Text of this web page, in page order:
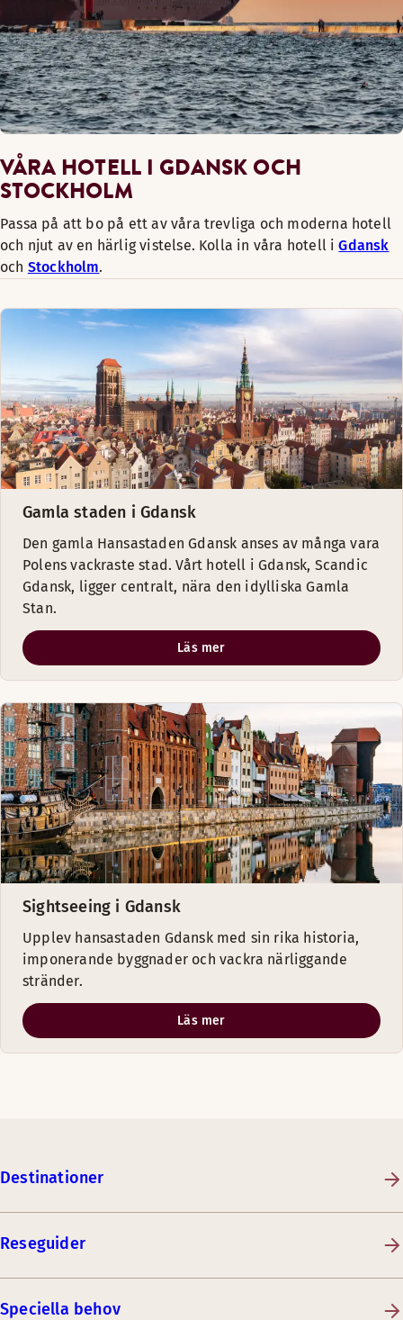
VÅRA HOTELL I GDANSK OCH
STOCKHOLM
Passa på att bo på ett av våra trevliga och moderna hotell
och njut av en härlig vistelse. Kolla in våra hotell iGdansk
och Stockholm.
Gamla staden i Gdansk
Den gamla Hansastaden Gdansk anses av många vara
Polens vackraste stad. Vårt hotell i Gdansk, Scandic
Gdansk, ligger centralt, nära den idylliska Gamla
Stan.
Läs mer
Sightseeing i Gdansk
Upplev hansastaden Gdansk med sin rika historia,
imponerande byggnader och vackra närliggande
stränder.
Läs mer
Destinationer
Reseguider
Speciella behov